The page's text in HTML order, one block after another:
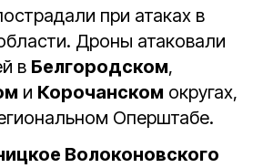
при атаках в
Дроны атаковали
в Белгородском,
и Корочанском округах,
Оперштабе.
Волоконовского